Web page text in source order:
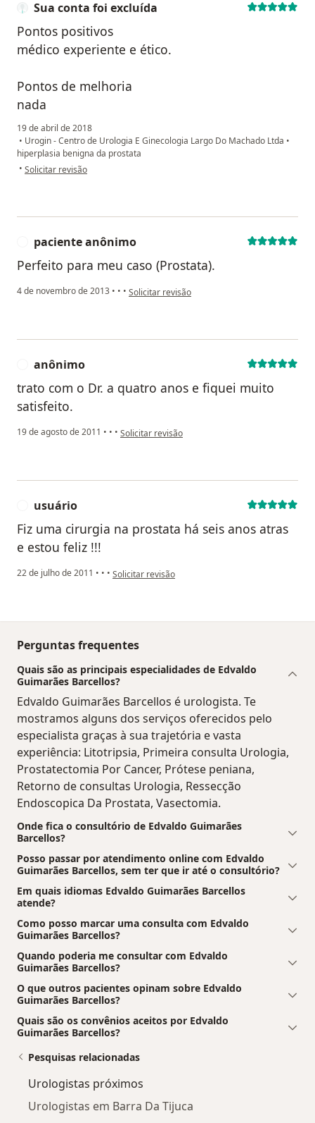
Sua conta foi excluída
Pontos positivos
médico experiente e ético.
Pontos de melhoria
nada
19 de abril de 2018
• Urogin - Centro de Urologia E Ginecologia Largo Do Machado Ltda •
hiperplasia benigna da prostata
• na opinião do utilizador Sua conta foi excluída
Solicitar revisão
paciente anônimo
Perfeito para meu caso (Prostata).
4 de novembro de 2013 • • • na opinião do utilizador paciente anônimo
Solicitar revisão
anônimo
trato com o Dr. a quatro anos e fiquei muito
satisfeito.
19 de agosto de 2011 • • • na opinião do utilizador anônimo
Solicitar revisão
usuário
Fiz uma cirurgia na prostata há seis anos atras
e estou feliz !!!
22 de julho de 2011 • • • na opinião do utilizador usuário
Solicitar revisão
Perguntas frequentes
Quais são as principais especialidades de Edvaldo
Guimarães Barcellos?
Edvaldo Guimarães Barcellos é urologista. Te
mostramos alguns dos serviços oferecidos pelo
especialista graças à sua trajetória e vasta
experiência: Litotripsia, Primeira consulta Urologia,
Prostatectomia Por Cancer, Prótese peniana,
Retorno de consultas Urologia, Ressecção
Endoscopica Da Prostata, Vasectomia.
Onde fica o consultório de Edvaldo Guimarães
Barcellos?
Posso passar por atendimento online com Edvaldo
Guimarães Barcellos, sem ter que ir até o consultório?
Em quais idiomas Edvaldo Guimarães Barcellos
atende?
Como posso marcar uma consulta com Edvaldo
Guimarães Barcellos?
Quando poderia me consultar com Edvaldo
Guimarães Barcellos?
O que outros pacientes opinam sobre Edvaldo
Guimarães Barcellos?
Quais são os convênios aceitos por Edvaldo
Guimarães Barcellos?
Pesquisas relacionadas
Urologistas próximos
Urologistas em Barra Da Tijuca